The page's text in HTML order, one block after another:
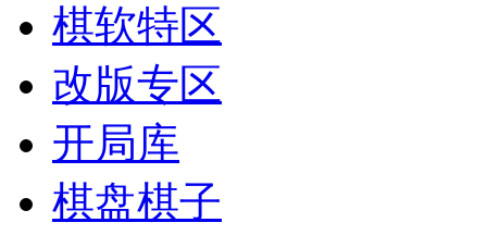
棋软特区
改版专区
开局库
棋盘棋子